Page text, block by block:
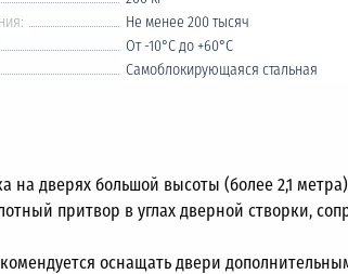
Не менее 200 тысяч
От -10°C до +60°C
Самоблокирующаяся стальная
на дверях большой высоты (более 2,1
притвор в углах дверной створки,
оснащать двери